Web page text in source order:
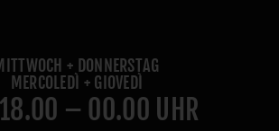
+ DONNERSTAG
MERCOLEDÌ + GIOVEDÌ
18.00 – 00.00 UHR